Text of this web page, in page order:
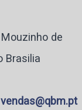
de
Brasilia
vendas@qbm.pt